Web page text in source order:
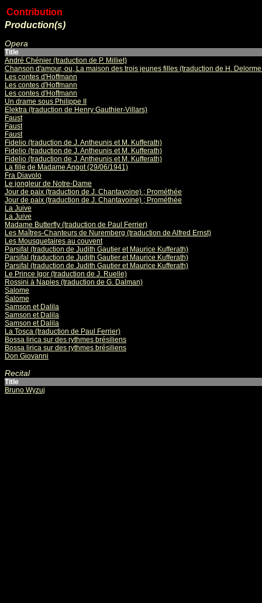
Contribution
Production(s)
Opera
Title
André Chénier (traduction de P. Milliet)
Chanson d'amour, ou, La maison des trois jeunes filles (traduction de H.
Les contes d'Hoffmann
Les contes d'Hoffmann
Les contes d'Hoffmann
Un drame sous Philippe II
Elektra (traduction de Henry Gauthier-Villars)
Faust
Faust
Faust
Fidelio (traduction de J. Antheunis et M. Kufferath)
Fidelio (traduction de J. Antheunis et M. Kufferath)
Fidelio (traduction de J. Antheunis et M. Kufferath)
La fille de Madame Angot (29/06/1941)
Fra Diavolo
Le jongleur de Notre-Dame
Jour de paix (traduction de J. Chantavoine) ; Prométhée
Jour de paix (traduction de J. Chantavoine) ; Prométhée
La Juive
La Juive
Madame Butterfly (traduction de Paul Ferrier)
Les Maîtres-Chanteurs de Nuremberg (traduction de Alfred Ernst)
Les Mousquetaires au couvent
Parsifal (traduction de Judith Gautier et Maurice Kufferath)
Parsifal (traduction de Judith Gautier et Maurice Kufferath)
Parsifal (traduction de Judith Gautier et Maurice Kufferath)
Le Prince Igor (traduction de J. Ruelle)
Rossini à Naples (traduction de G. Dalman)
Salome
Salome
Samson et Dalila
Samson et Dalila
Samson et Dalila
La Tosca (traduction de Paul Ferrier)
Bossa lirica sur des rythmes brésiliens
Bossa lirica sur des rythmes brésiliens
Don Giovanni
Recital
Title
Bruno Wyzuj